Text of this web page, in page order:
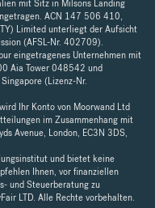
mit Sitz in Milsons Landing
ACN 147 506 410,
Limited unterliegt der Aufsicht
(AFSL-Nr. 402709).
eingetragenes Unternehmen mit
Aia Tower 048542 und
(Lizenz-Nr.
Ihr Konto von Moorwand Ltd
im Zusammenhang mit
Avenue, London, EC3N 3DS,
und bietet keine
Ihnen, vor finanziellen
und Steuerberatung zu
LTD. Alle Rechte vorbehalten.